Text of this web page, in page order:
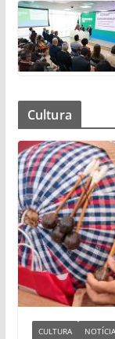
Cultura
CULTURA